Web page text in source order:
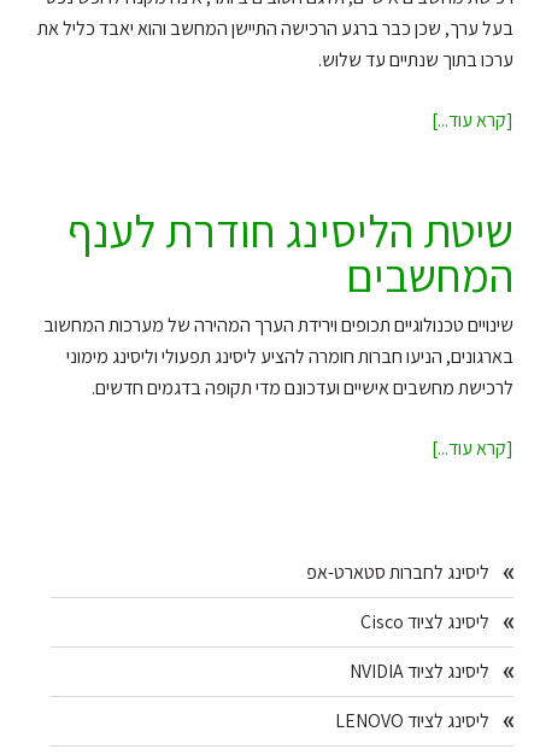
נייד
חדש?
בעל ערך, שכן כבר ברגע הרכישה התיישן המחשב והוא יאבד כליל את
ערכו בתוך שנתיים עד שלוש.
[קרא עוד...]
שיטת הליסינג חודרת לענף
המחשבים
שינויים טכנולוגיים תכופים וירידת הערך המהירה של מערכות המחשוב
בארגונים, הניעו חברות חומרה להציע ליסינג תפעולי וליסינג מימוני
לרכישת מחשבים אישיים ועדכונם מדי תקופה בדגמים חדשים.
[קרא עוד...]
המחשבים
Primary
Sidebar
ליסינג לחברות סטארט-אפ
ליסינג לציוד Cisco
ליסינג לציוד NVIDIA
ליסינג לציוד LENOVO